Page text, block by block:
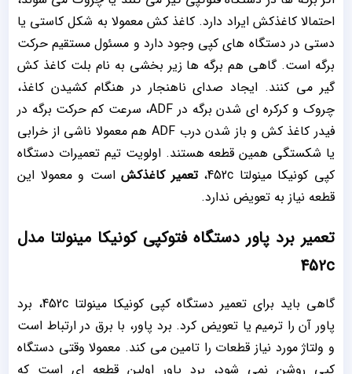
احتمالا کاغذکش ایراد دارد. کاغذ کش معمولا به شکل کاستی یا
دستی در دستگاه های کپی وجود دارد و مسئول مستقیم حرکت
برگه است. گاهی هم برگه ها زیر بخشی به نام بلت کاغذ کش
گیر می کنند. ایجاد صدای ناهنجار در هنگام کشیدن کاغذ،
چروک و کرکره ای شدن برگه در ADF، سرعت کم حرکت برگه در
فیدر کاغذ کش و باز شدن درب ADF هم معمولا ناشی از خرابی
یا شکستگی همین قطعه هستند. اولویت تیم تعمیرات دستگاه
کپی کونیکا مینولتا 452c،
تعمیر کاغذکشاست و معمولا این
قطعه نیاز به تعویض ندارد.
تعمیر برد پاور دستگاه فتوکپی کونیکا مینولتا مدل
452c
گاهی باید برای تعمیر دستگاه کپی کونیکا مینولتا 452c، برد
پاور آن را ترمیم یا تعویض کرد. برد پاور، با برق در ارتباط است
و ولتاژ مورد نیاز قطعات را تامین می کند. معمولا وقتی دستگاه
کپی روشن نمی شود، برد پاور اولین قطعه ای است که